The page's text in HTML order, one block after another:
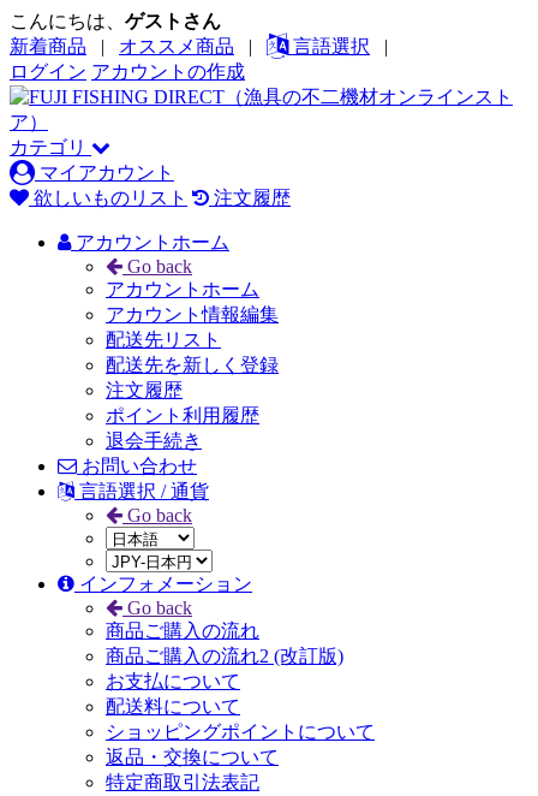
こんにちは、 ゲストさん
新着商品 | オススメ商品 | 言語選択 |
ログイン アカウントの作成
カテゴリ
マイアカウント
欲しいものリスト
注文履歴
アカウントホーム
Go back
アカウントホーム
アカウント情報編集
配送先リスト
配送先を新しく登録
注文履歴
ポイント利用履歴
退会手続き
お問い合わせ
言語選択 / 通貨
Go back
インフォメーション
Go back
商品ご購入の流れ
商品ご購入の流れ2 (改訂版)
お支払について
配送料について
ショッピングポイントについて
返品・交換について
特定商取引法表記